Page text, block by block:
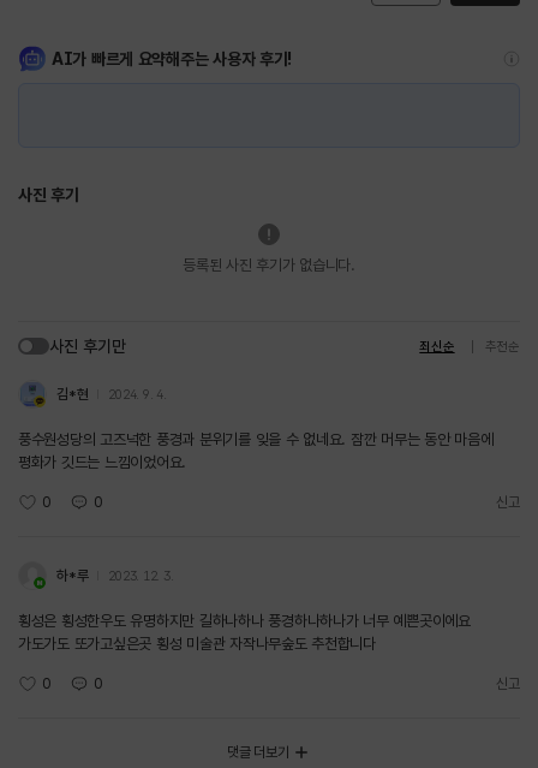
AI가 빠르게 요약해주는 사용자 후기!
사진 후기
등록된 사진 후기가 없습니다.
사진 후기만 최신순 추천순
김*현 2024. 9. 4.
풍수원성당의 고즈넉한 풍경과 분위기를 잊을 수 없네요. 잠깐 머무는 동안 마음에
평화가 깃드는 느낌이었어요.
0 0 신고
하*루 2023. 12. 3.
횡성은 횡성한우도 유명하지만 길하나하나 풍경하나하나가 너무 예쁜곳이에요
가도가도 또가고싶은곳 횡성 미술관 자작나무숲도 추천합니다
0 0 신고
댓글 더보기